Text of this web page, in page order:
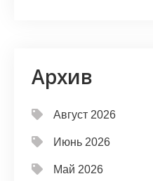
Архив
Август 2026
Июнь 2026
Май 2026